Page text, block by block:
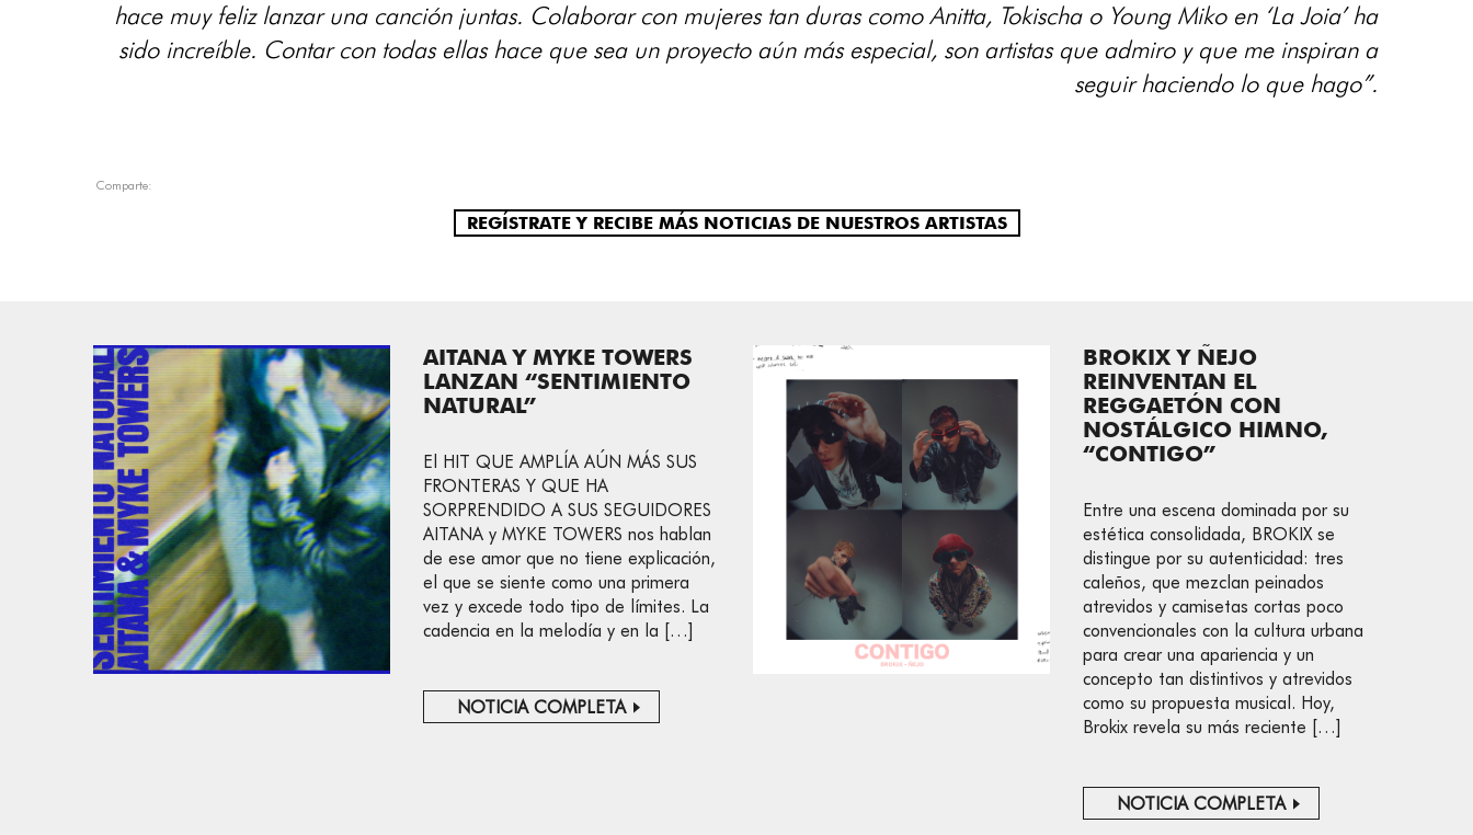
hace muy feliz lanzar una canción juntas. Colaborar con mujeres tan duras como Anitta, Tokischa o Young Miko en ‘La Joia’ ha
sido increíble. Contar con todas ellas hace que sea un proyecto aún más especial, son artistas que admiro y que me inspiran a
seguir haciendo lo que hago”.
Comparte:
REGÍSTRATE Y RECIBE MÁS NOTICIAS DE NUESTROS ARTISTAS
AITANA Y MYKE TOWERS
LANZAN “SENTIMIENTO
NATURAL”
El HIT QUE AMPLÍA AÚN MÁS SUS
FRONTERAS Y QUE HA
SORPRENDIDO A SUS SEGUIDORES
AITANA y MYKE TOWERS nos hablan
de ese amor que no tiene explicación,
el que se siente como una primera
vez y excede todo tipo de límites. La
cadencia en la melodía y en la […]
NOTICIA COMPLETA
BROKIX Y ÑEJO
REINVENTAN EL
REGGAETÓN CON
NOSTÁLGICO HIMNO,
“CONTIGO”
Entre una escena dominada por su
estética consolidada, BROKIX se
distingue por su autenticidad: tres
caleños, que mezclan peinados
atrevidos y camisetas cortas poco
convencionales con la cultura urbana
para crear una apariencia y un
concepto tan distintivos y atrevidos
como su propuesta musical. Hoy,
Brokix revela su más reciente […]
NOTICIA COMPLETA